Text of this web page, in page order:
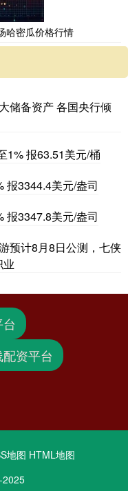
哈密瓜价格行情
储备资产 各国央行倾
1% 报63.51美元/桶
报3344.4美元/盎司
报3347.8美元/盎司
预计8月8日公测，七侠
业
资平台
地图 HTML地图